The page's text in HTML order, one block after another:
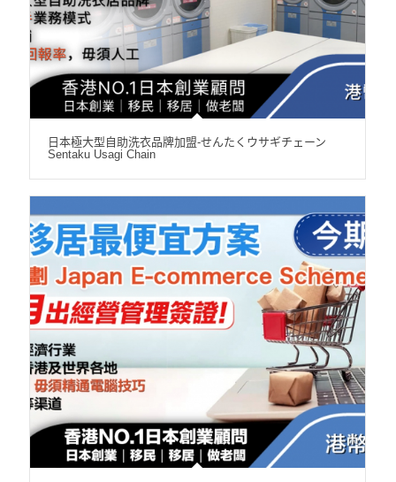
日本極大型自助洗衣品牌加盟-せんたくウサギチェーン
Sentaku Usagi Chain